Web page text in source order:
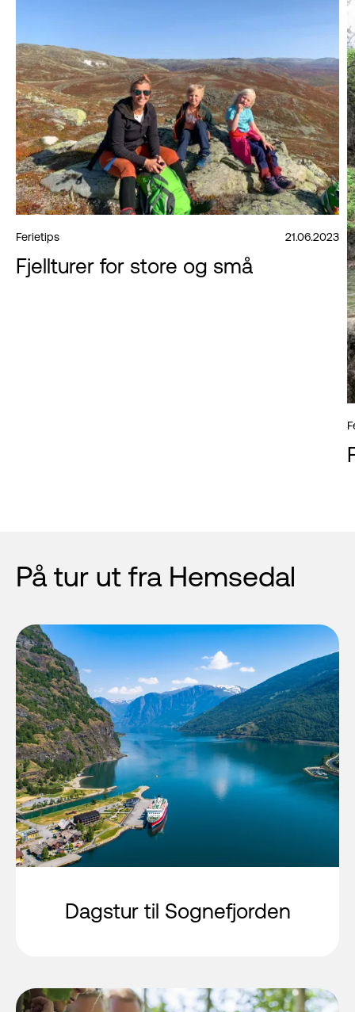
Ferietips 21.06.2023
Fjellturer for store og små
På tur ut fra Hemsedal
Dagstur til Sognefjorden